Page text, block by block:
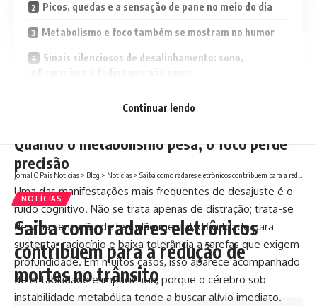
Picos, quedas e a sensação de pane no meio do dia
Metabolismo e foco também se mostram no humor
Sinais silenciosos de desalinhamento: sono,
Quando o metabolismo pesa, o foco perde
precisão
Uma das manifestações mais frequentes de desajuste é o
ruído cognitivo. Não se trata apenas de distração; trata-se
de uma sensação de lentidão mental, dificuldade para
sustentar raciocínio e baixa tolerância a tarefas que exigem
profundidade. Em muitos casos, isso aparece acompanhado
de irritabilidade e impaciência, porque o cérebro sob
instabilidade metabólica tende a buscar alívio imediato.
Continuar lendo
Jornal O País Notícias > Blog > Notícias > Saiba como radares eletrônicos contribuem para a redução de mortes no trânsito
NOTÍCIAS
Saiba como radares eletrônicos
contribuem para a redução de
mortes no trânsito